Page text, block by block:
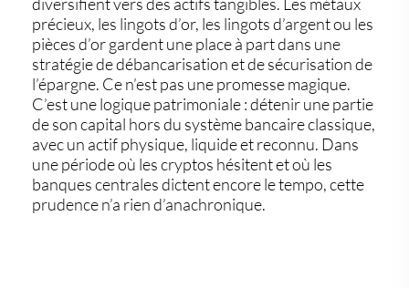
précieux, les lingots d’or, les lingots d’argentou les
pièces d’orgardent une place à part dans une
stratégie de débancarisation et de sécurisation de
l’épargne. Ce n’est pas une promesse magique.
C’est une logique patrimoniale : détenir une partie
de son capital hors du système bancaire classique,
avec un actif physique, liquide et reconnu. Dans
une période où les cryptos hésitent et où les
banques centrales dictent encore le tempo, cette
prudence n’a rien d’anachronique.